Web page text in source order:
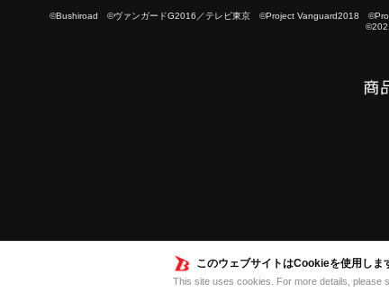
このウェブサイトはCookieを使用しま
This site uses cookies. For more details, please
©Bushiroad ©ヴァンガードG2016／テレビ東京 ©Project Vanguard2018